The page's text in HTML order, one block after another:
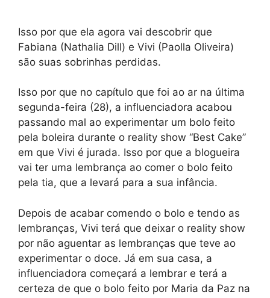
Isso por que ela agora vai descobrir que
Fabiana (Nathalia Dill) e Vivi (Paolla Oliveira)
são suas sobrinhas perdidas.
Isso por que no capítulo que foi ao ar na última
segunda-feira (28), a influenciadora acabou
passando mal ao experimentar um bolo feito
pela boleira durante o reality show “Best Cake”
em que Vivi é jurada. Isso por que a blogueira
vai ter uma lembrança ao comer o bolo feito
pela tia, que a levará para a sua infância.
Depois de acabar comendo o bolo e tendo as
lembranças, Vivi terá que deixar o reality show
por não aguentar as lembranças que teve ao
experimentar o doce. Já em sua casa, a
influenciadora começará a lembrar e terá a
certeza de que o bolo feito por Maria da Paz na